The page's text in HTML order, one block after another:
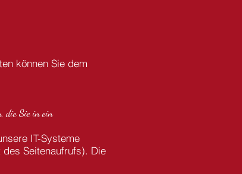
können Sie dem
die Sie in ein
IT-Systeme
Seitenaufrufs). Die